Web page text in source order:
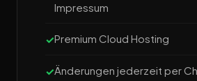
Impressum
Premium Cloud Hosting
Änderungen jederzeit per